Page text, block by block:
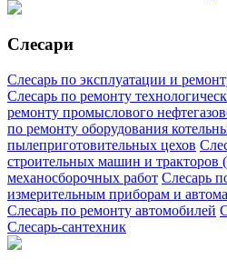
Слесари
Слесарь по эксплуатации и
Слесарь по ремонту
ремонту промыслового
по ремонту оборудования
пылеприготовительных цехов
строительных машин и тракторов
механосборочных работ Слесарь
измерительным приборам и
Слесарь по ремонту автомобилей
Слесарь-сантехник